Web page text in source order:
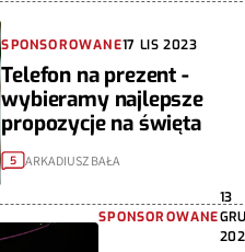
SPONSOROWANE17 LIS 2023
Telefon na prezent -
wybieramy najlepsze
propozycje na święta
5 ARKADIUSZ BAŁA
SPONSOROWANE
13
GRU